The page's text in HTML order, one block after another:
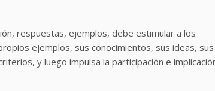
respuestas, ejemplos, debe estimular a los
ejemplos, sus conocimientos, sus ideas, sus
y luego impulsa la participación e